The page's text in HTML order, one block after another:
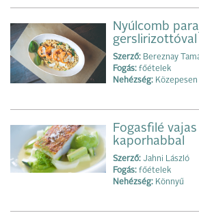
Nyúlcomb
gerslirizottóval
Szerző: Bereznay
Fogás: főételek
Nehézség:
Fogasfilé
kaporhabbal
Szerző: Jahni László
Fogás: főételek
Nehézség: Könnyű